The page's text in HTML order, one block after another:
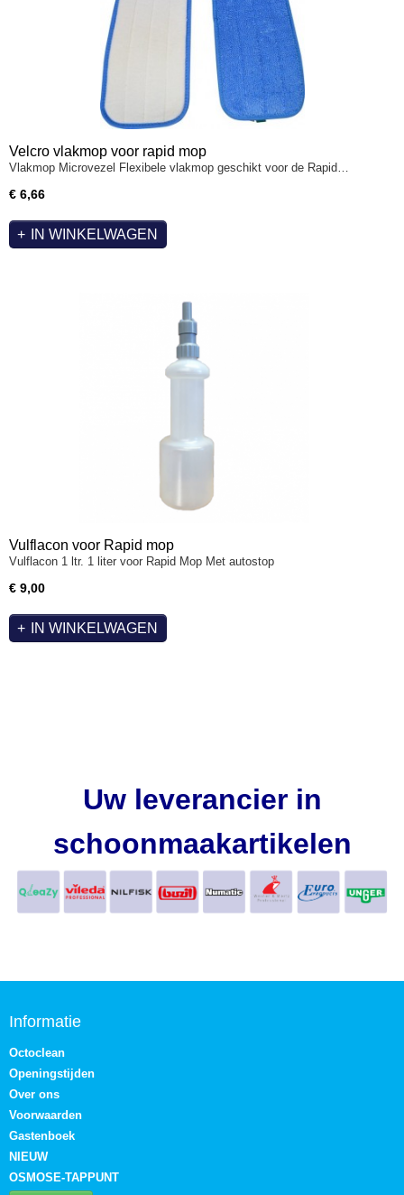
Velcro vlakmop voor rapid mop
Vlakmop Microvezel Flexibele vlakmop geschikt voor de Rapid…
€ 6,66
IN WINKELWAGEN
Vulflacon voor Rapid mop
Vulflacon 1 ltr. 1 liter voor Rapid Mop Met autostop
€ 9,00
IN WINKELWAGEN
Uw leverancier in
schoonmaakartikelen
Informatie
Octoclean
Openingstijden
Over ons
Voorwaarden
Gastenboek
NIEUW
OSMOSE-TAPPUNT